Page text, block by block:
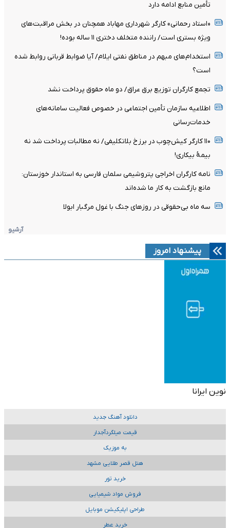
تأمین منابع ادامه دارد
«استاد رحمانی» کارگر شهرداری مهاباد همچنان در بخش مراقبت‌های
ویژه بستری است/ راننده متخلف دختری ۱۱ ساله بوده!
استخدام‌های مبهم در مناطق نفتی ایلام/ آیا ضوابط قربانی روابط شده
است؟
تجمع کارگران توزیع برق عراق/ دو ماه حقوق پرداخت نشد
اطلاعیه سازمان تأمین اجتماعی در خصوص فعالیت سامانه‌های
خدمات‌رسانی
۱۱۰ کارگر کیش‌چوب در برزخ بلاتکلیفی/ نه مطالبات پرداخت شد نه
بیمۀ بیکاری!
نامه کارگران اخراجی پتروشیمی سلمان فارسی به استاندار خوزستان:
مانع بازگشت به کار ما شده‌اند
سه ماه بی‌حقوقی در روزهای جنگ با غول مرگبار ابولا
آرشیو
پیشنهاد امروز
نوین ایرانا
دانلود آهنگ جدید
قیمت میلگردآجدار
به موزیک
هتل قصر طلایی مشهد
خرید تور
فروش مواد شیمیایی
طراحی اپلیکیشن موبایل
خرید عطر